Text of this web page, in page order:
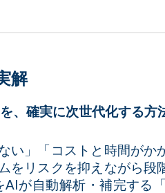
解
、確実に次世代化する方
い」「コストと時間が
をリスクを抑えながら
が自動解析・補完する